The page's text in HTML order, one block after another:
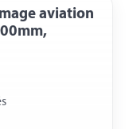
aviation